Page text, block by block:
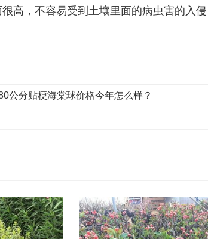
高，不容易受到土壤里面的病虫害的入
公分贴梗海棠球价格今年怎么样？